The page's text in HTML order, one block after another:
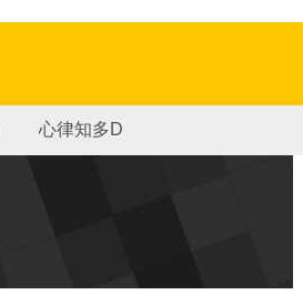
心律知多D